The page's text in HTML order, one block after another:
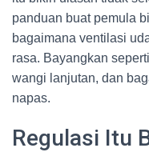
panduan buat pemula
bagaimana ventilasi
rasa. Bayangkan
wangi lanjutan, dan
napas.
Regulasi Itu